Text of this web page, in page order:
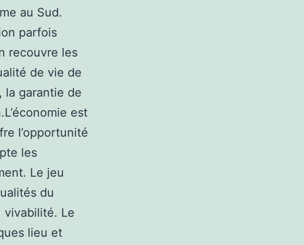
au Sud.
parfois
recouvre les
de vie de
la garantie de
est
l’opportunité
les
Le jeu
du
vivabilité. Le
lieu et